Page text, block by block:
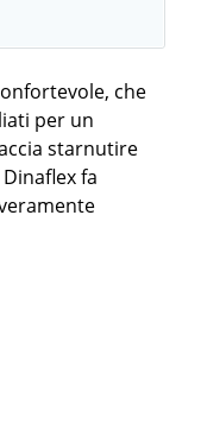
che
per un
starnutire
fa